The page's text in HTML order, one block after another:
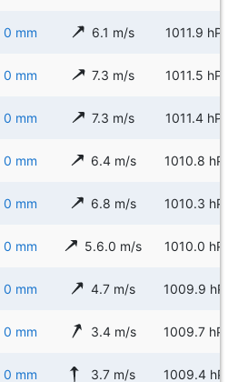
0 mm 6.1 m/s 1011.9 hPa
0 mm 7.3 m/s 1011.5 hPa
0 mm 7.3 m/s 1011.4 hPa
0 mm 6.4 m/s 1010.8 hPa
0 mm 6.8 m/s 1010.3 hPa
0 mm 5.6.0 m/s 1010.0 hPa
0 mm 4.7 m/s 1009.9 hPa
0 mm 3.4 m/s 1009.7 hPa
0 mm 3.7 m/s 1009.4 hPa